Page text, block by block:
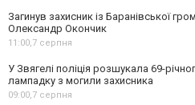
Загинув захисник із Баранівської
Олександр Окончик
11:00,7 серпня
У Звягелі поліція розшукала 69-
лампадку з могили захисника
09:00,7 серпня